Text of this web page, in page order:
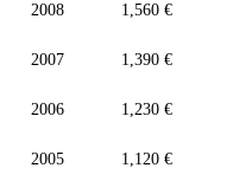
2008 1,560 €
2007 1,390 €
2006 1,230 €
2005 1,120 €